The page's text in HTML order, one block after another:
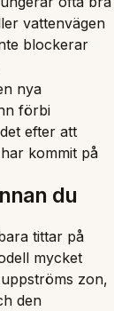
vattenvägen
blockerar
nya
förbi
efter att
kommit på
du
tittar på
mycket
zon,
den